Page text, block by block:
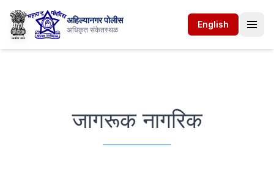
अहिल्यानगर पोलीस
अधिकृत संकेतस्थळ
English
जागरूक नागरिक